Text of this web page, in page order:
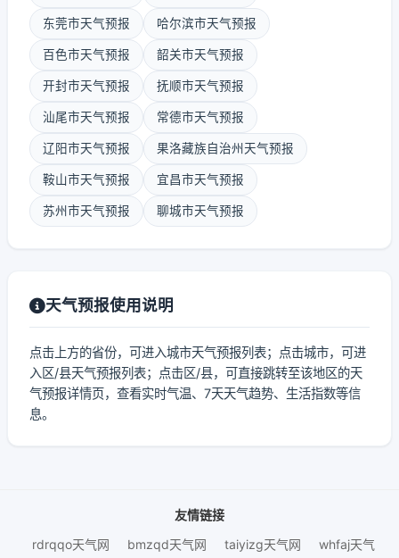
东莞市天气预报 哈尔滨市天气预报
百色市天气预报 韶关市天气预报
开封市天气预报 抚顺市天气预报
汕尾市天气预报 常德市天气预报
辽阳市天气预报 果洛藏族自治州天气预报
鞍山市天气预报 宜昌市天气预报
苏州市天气预报 聊城市天气预报
天气预报使用说明
点击上方的省份，可进入城市天气预报列表；点击城市，可进
入区/县天气预报列表；点击区/县，可直接跳转至该地区的天
气预报详情页，查看实时气温、7天天气趋势、生活指数等信
息。
友情链接
rdrqqo天气网
bmzqd天气网 taiyizg天气网 whfaj天气